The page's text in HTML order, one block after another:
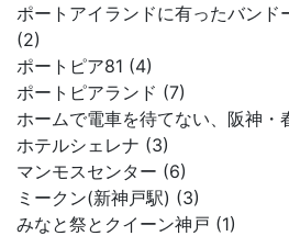
ポートアイランドに有ったバンド
(2)
ポートピア81 (4)
ポートピアランド (7)
ホームで電車を待てない、阪神・
ホテルシェレナ (3)
マンモスセンター (6)
ミークン(新神戸駅) (3)
みなと祭とクイーン神戸 (1)